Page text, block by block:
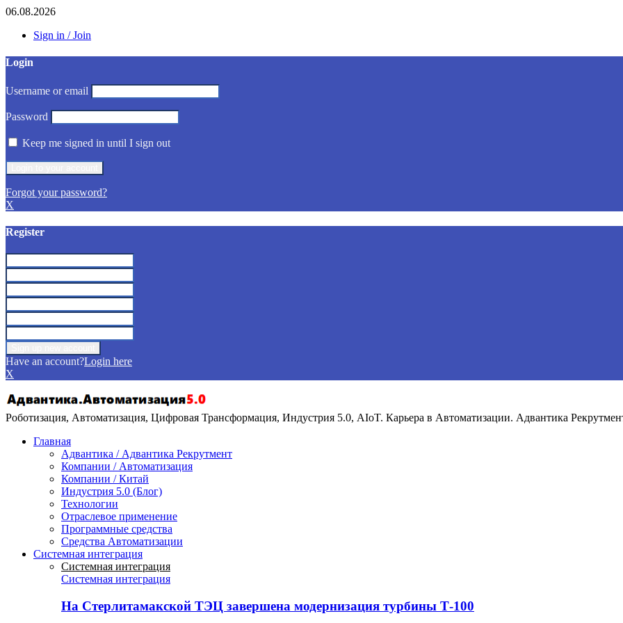
06.08.2026
Sign in / Join
Login
Username or email
Password
Keep me signed in until I sign out
Forgot your password?
X
Register
Have an account?Login here
X
Роботизация, Автоматизация, Цифровая Трансформация, Индустрия 5.0, AIoT. Карьера в Автоматизации. Адвантика
Главная
Адвантика / Адвантика Рекрутмент
Компании / Автоматизация
Компании / Китай
Индустрия 5.0 (Блог)
Технологии
Отраслевое применение
Программные средства
Средства Автоматизации
Системная интеграция
Системная интеграция
Системная интеграция
На Стерлитамакской ТЭЦ завершена модернизация турбины Т-100